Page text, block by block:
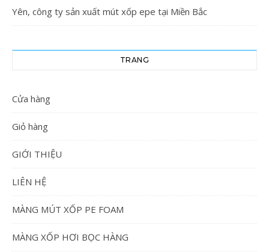
Yên, công ty sản xuất mút xốp epe tại Miền Bắc
TRANG
Cửa hàng
Giỏ hàng
GIỚI THIỆU
LIÊN HỆ
MÀNG MÚT XỐP PE FOAM
MÀNG XỐP HƠI BỌC HÀNG